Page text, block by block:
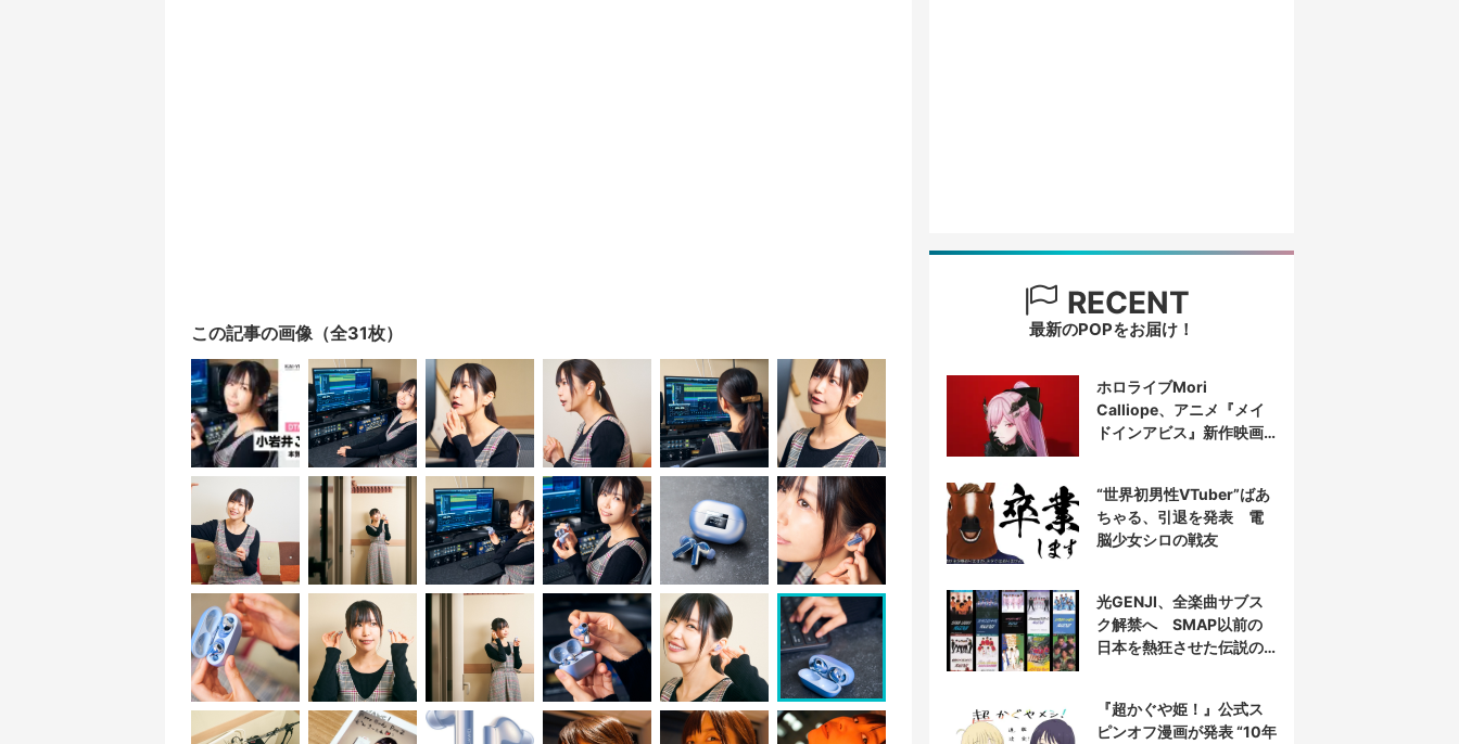
この記事の画像（全31枚）
RECENT
最新のPOPをお届け！
ホロライブMori
Calliope、アニメ『メイ
ドインアビス』新作映画
“世界初男性VTuber”ばあ
ちゃる、引退を発表 電
脳少女シロの戦友
光GENJI、全楽曲サブス
ク解禁へ SMAP以前の
日本を熱狂させた伝説の
『超かぐや姫！』公式ス
ピンオフ漫画が発表 “10年